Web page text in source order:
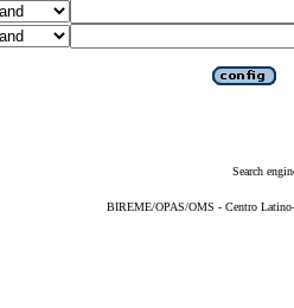
Search
BIREME/OPAS/OMS - Centro Latino-